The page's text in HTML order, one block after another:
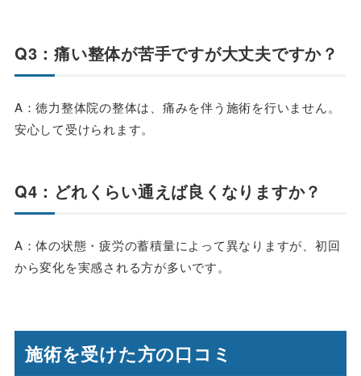
Q3：痛い整体が苦手ですが大丈夫ですか？
A：徳力整体院の整体は、痛みを伴う施術を行いません。
安心して受けられます。
Q4：どれくらい通えば良くなりますか？
A：体の状態・疲労の蓄積量によって異なりますが、初回
から変化を実感される方が多いです。
施術を受けた方の口コミ